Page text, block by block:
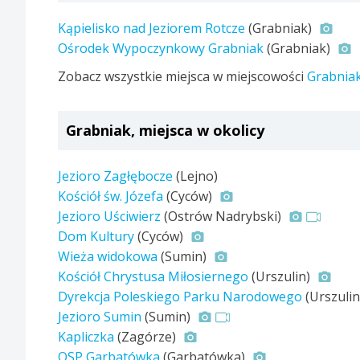
Kąpielisko nad Jeziorem Rotcze (Grabniak)
Ośrodek Wypoczynkowy Grabniak(Grabniak)
Zobacz wszystkie miejsca w miejscowości
Grabniak, miejsca w okolicy
Jezioro Zagłębocze (Lejno)
Kościół św. Józefa (Cyców)
Jezioro Uściwierz (Ostrów Nadrybski)
Dom Kultury(Cyców)
Wieża widokowa (Sumin)
Kościół Chrystusa Miłosiernego (Urszulin)
Dyrekcja Poleskiego Parku Narodowego
Jezioro Sumin (Sumin)
Kapliczka (Zagórze)